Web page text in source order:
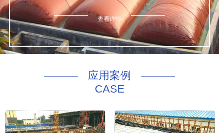
鱼箱、桥墩预压等数种液体的包装与运输，经众检验，产品
达标。
公司本着诚信为本、质量优良、服务完善的理念，为世
界五大洲四大洋的新老客户上门量身定做一切适合于该公司
非危液体的优质合格产品。
查看详情
应用案例
CASE